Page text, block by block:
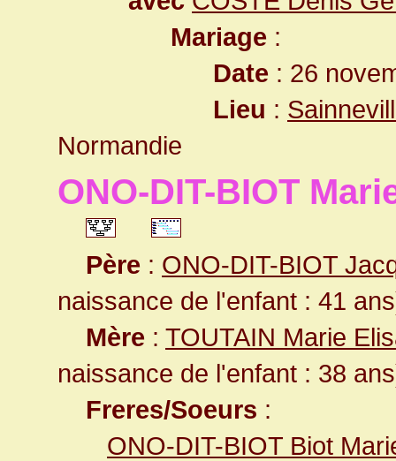
Mariage :
Date : 26
Lieu :
Normandie
ONO-DIT-BIOT
Père : ONO-DIT-BIOT
naissance de l'enfant : 41
Mère : TOUTAIN Marie
naissance de l'enfant : 38
Freres/Soeurs :
ONO-DIT-BIOT Biot